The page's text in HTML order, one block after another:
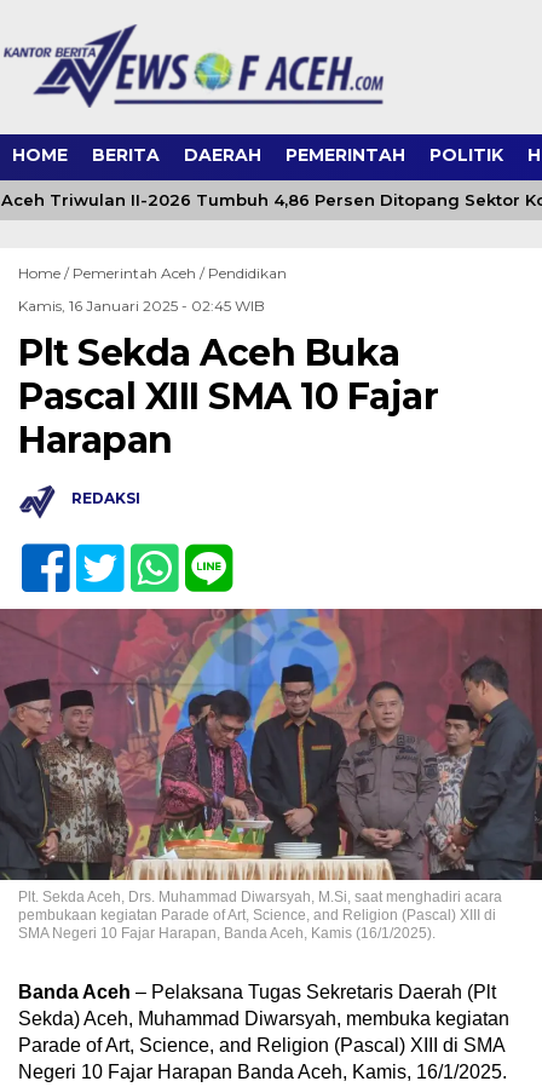
HOME BERITA DAERAH PEMERINTAH POLITIK
Triwulan II-2026 Tumbuh 4,86 Persen Ditopang Sektor
Home / Pemerintah Aceh / Pendidikan
Kamis, 16 Januari 2025 - 02:45 WIB
Plt Sekda Aceh Buka
Pascal XIII SMA 10 Fajar
Harapan
REDAKSI
Plt. Sekda Aceh, Drs. Muhammad Diwarsyah, M.Si, saat menghadiri acara
pembukaan kegiatan Parade of Art, Science, and Religion (Pascal) XIII di
SMA Negeri 10 Fajar Harapan, Banda Aceh, Kamis (16/1/2025).
Banda Aceh – Pelaksana Tugas Sekretaris Daerah (Plt
Sekda) Aceh, Muhammad Diwarsyah, membuka kegiatan
Parade of Art, Science, and Religion (Pascal) XIII di SMA
Negeri 10 Fajar Harapan Banda Aceh, Kamis, 16/1/2025.